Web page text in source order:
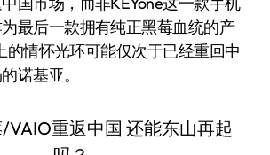
最后一款拥有纯正黑莓血统的产
的情怀光环可能仅次于已经重回中
诺基亚。